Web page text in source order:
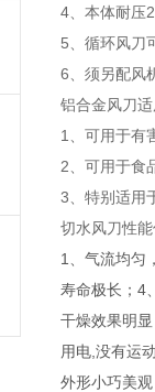
4、本体耐压
5、循环风刀
6、须另配风
铝合金风刀
1、可用于有
2、可用于食
3、特别适用
切水风刀性
1、气流均匀
寿命极长；4
干燥效果明
用电,没有运
外形小巧美